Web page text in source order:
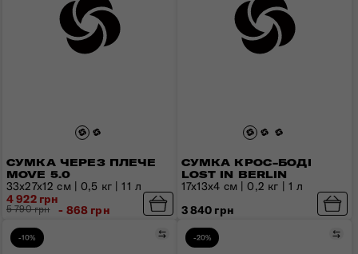
СУМКА ЧЕРЕЗ ПЛЕЧЕ
MOVE 5.0
33x27x12 см | 0,5 кг | 11 л
4 922 грн
5 790 грн - 868 грн
СУМКА КРОС-БОДІ
LOST IN BERLIN
17x13x4 см | 0,2 кг | 1 л
3 840 грн
-10% Порівняти
-20%